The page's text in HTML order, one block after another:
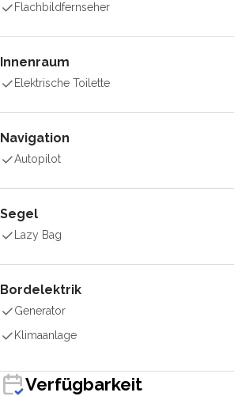
Flachbildfernseher
Innenraum
Elektrische Toilette
Navigation
Autopilot
Segel
Lazy Bag
Bordelektrik
Generator
Klimaanlage
Verfügbarkeit